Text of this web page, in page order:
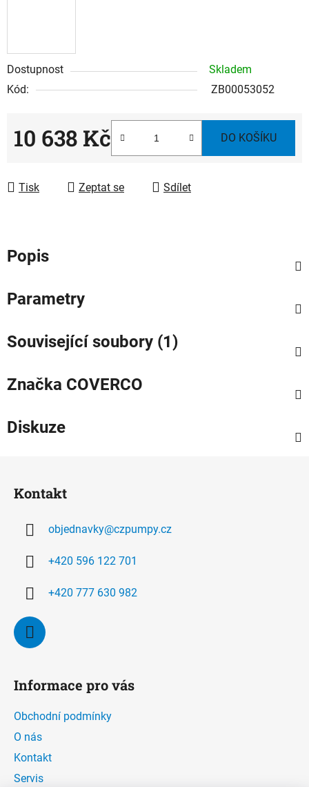
Dostupnost
Skladem
Kód:
ZB00053052
10 638 Kč DO KOŠÍKU
Tisk Zeptat se Sdílet
Popis
Parametry
Související soubory (1)
Značka COVERCO
Diskuze
Kontakt
objednavky@czpumpy.cz
+420 596 122 701
+420 777 630 982
Informace pro vás
Obchodní podmínky
O nás
Kontakt
Servis